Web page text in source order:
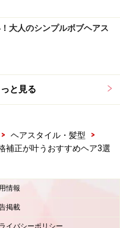
大人のシンプルボブヘアス
と見る
> ヘアスタイル・髪型
>
補正が叶うおすすめヘア3選
情報
掲載
イバシーポリシー